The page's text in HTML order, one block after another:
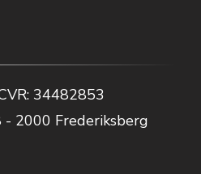
34482853
- 2000 Frederiksberg